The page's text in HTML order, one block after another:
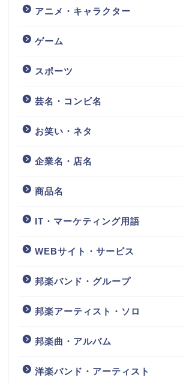
アニメ・キャラクター
ゲーム
スポーツ
芸名・コンビ名
お笑い・ネタ
企業名・店名
商品名
IT・マーケティング用語
WEBサイト・サービス
邦楽バンド・グループ
邦楽アーティスト・ソロ
邦楽曲・アルバム
洋楽バンド・アーティスト